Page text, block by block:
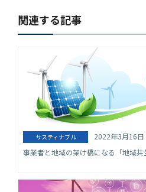
関連する記事
サスティナブル
2022年3月16日
事業者と地域の架け橋になる「地域共